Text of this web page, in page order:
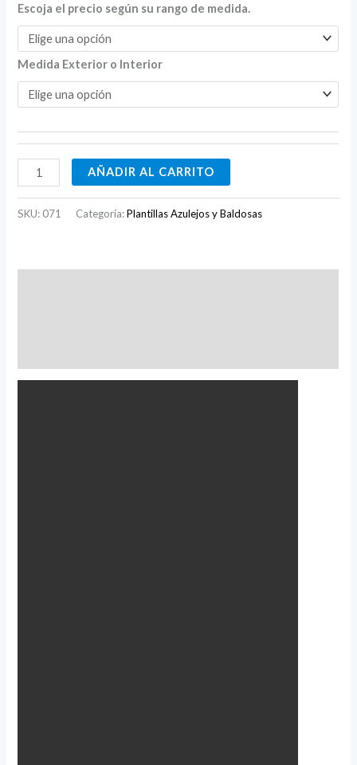
Escoja el precio según su rango de medida.
Medida Exterior o Interior
AÑADIR AL CARRITO
SKU: 071 Categoría:Plantillas Azulejos y Baldosas